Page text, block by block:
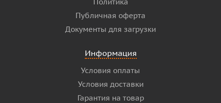
Публичная оферта
Документы для загрузки
Информация
Условия оплаты
Условия доставки
Гарантия на товар